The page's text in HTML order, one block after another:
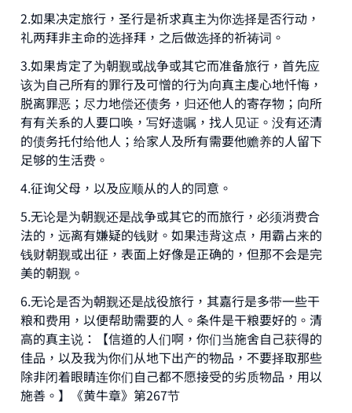
2.如果决定旅行，圣行是祈求真主为你选择是否行动，
礼两拜非主命的选择拜，之后做选择的祈祷词。
3.如果肯定了为朝觐或战争或其它而准备旅行，首先应
该为自己所有的罪行及可憎的行为向真主虔心地忏悔，
脱离罪恶；尽力地偿还债务，归还他人的寄存物；向所
有有关系的人要口唤，写好遗嘱，找人见证。没有还清
的债务托付给他人；给家人及所有需要他赡养的人留下
足够的生活费。
4.征询父母，以及应顺从的人的同意。
5.无论是为朝觐还是战争或其它的而旅行，必须消费合
法的，远离有嫌疑的钱财。如果违背这点，用霸占来的
钱财朝觐或出征，表面上好像是正确的，但那不会是完
美的朝觐。
6.无论是否为朝觐还是战役旅行，其嘉行是多带一些干
粮和费用，以便帮助需要的人。条件是干粮要好的。清
高的真主说：【信道的人们啊，你们当施舍自己获得的
佳品，以及我为你们从地下出产的物品，不要择取那些
除非闭着眼睛连你们自己都不愿接受的劣质物品，用以
施善。】《黄牛章》第267节